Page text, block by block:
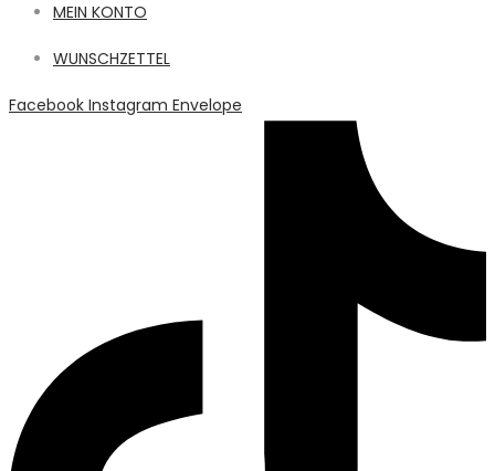
MEIN KONTO
WUNSCHZETTEL
Facebook Instagram Envelope